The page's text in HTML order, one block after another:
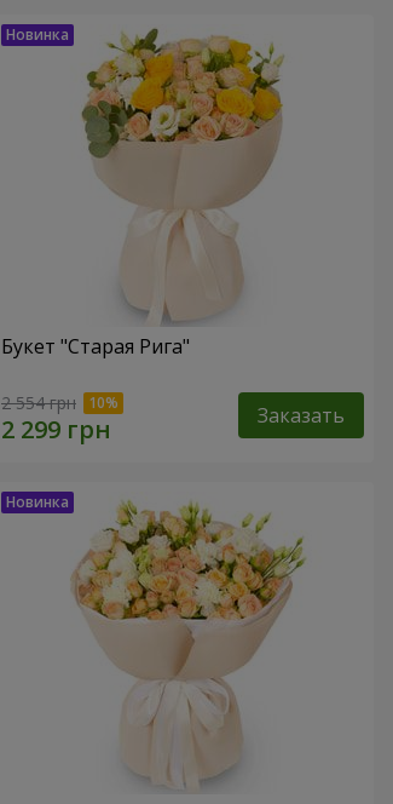
Букет "Старая Рига"
2 554 грн Заказать